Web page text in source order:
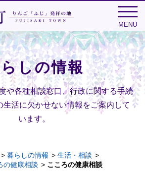
MENU
しの情報
や各種相談窓口、行政に関する手続
生活に欠かせない情報をご案内して
います。
暮らしの情報
生活・相談
の健康相談
こころの健康相談